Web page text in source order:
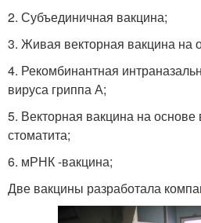
2. Субъединичная вакцина;
3. Живая векторная вакцина на
4. Рекомбинантная
вируса гриппа А;
5. Векторная вакцина на основе
стоматита;
6. мРНК -вакцина;
Две вакцины разработала